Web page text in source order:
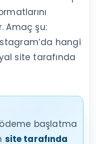
Amaç şu:
hangi
site tarafında
ödeme başlatma
site tarafında